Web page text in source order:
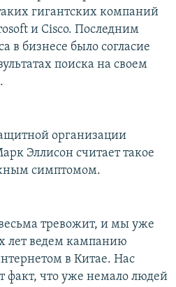
гигантских компаний
и Cisco. Последним
в бизнесе было согласие
поиска на своем
организации
Эллисон считает такое
симптомом.
тревожит, и мы уже
лет ведем кампанию
в Китае. Нас
факт, что уже немало людей